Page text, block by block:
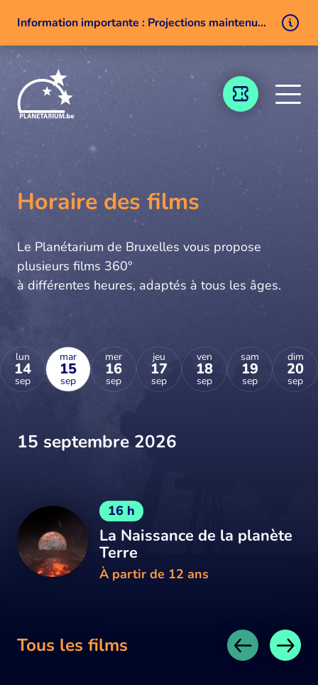
Information importante : Projections maintenues malgré un problème technique
Aller au contenu
BILLETTERIE
Horaire des films
Le Planétarium de Bruxelles vous propose
plusieurs films 360°
à différentes heures, adaptés à tous les âges.
lun
14
sep
mar
15
sep
mer
16
sep
jeu
17
sep
ven
18
sep
sam
19
sep
dim
20
sep
15 septembre 2026
16 h
La Naissance de la planète
Terre
À partir de 12 ans
Tous les films